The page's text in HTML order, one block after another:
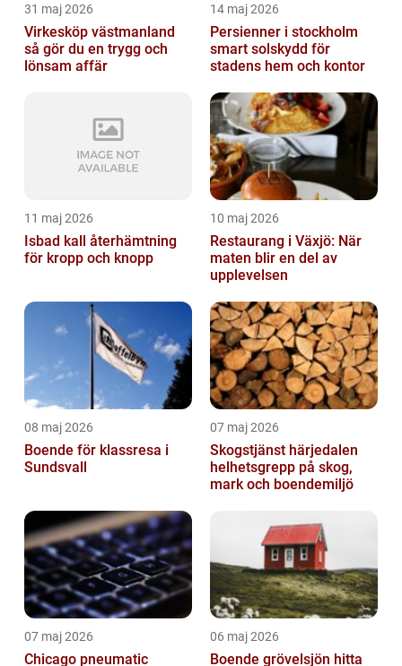
31 maj 2026
Virkesköp västmanland
så gör du en trygg och
lönsam affär
14 maj 2026
Persienner i stockholm
smart solskydd för
stadens hem och kontor
11 maj 2026
Isbad kall återhämtning
för kropp och knopp
10 maj 2026
Restaurang i Växjö: När
maten blir en del av
upplevelsen
08 maj 2026
Boende för klassresa i
Sundsvall
07 maj 2026
Skogstjänst härjedalen
helhetsgrepp på skog,
mark och boendemiljö
07 maj 2026
Chicago pneumatic
06 maj 2026
Boende grövelsjön hitta